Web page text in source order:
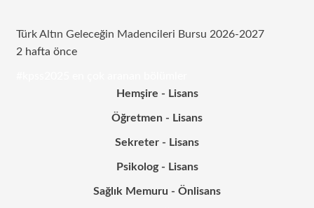
Türk Altın Geleceğin Madencileri Bursu 2026-2027
2 hafta önce
Hemşire - Lisans
Öğretmen - Lisans
Sekreter - Lisans
Psikolog - Lisans
Sağlık Memuru - Önlisans